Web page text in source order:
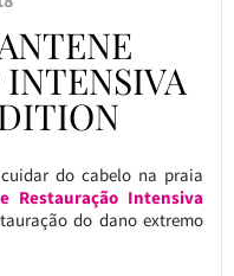
INTENSIVA
do cabelo na praia
Restauração Intensiva
do dano extremo